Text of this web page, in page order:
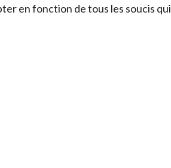
en fonction de tous les soucis qui